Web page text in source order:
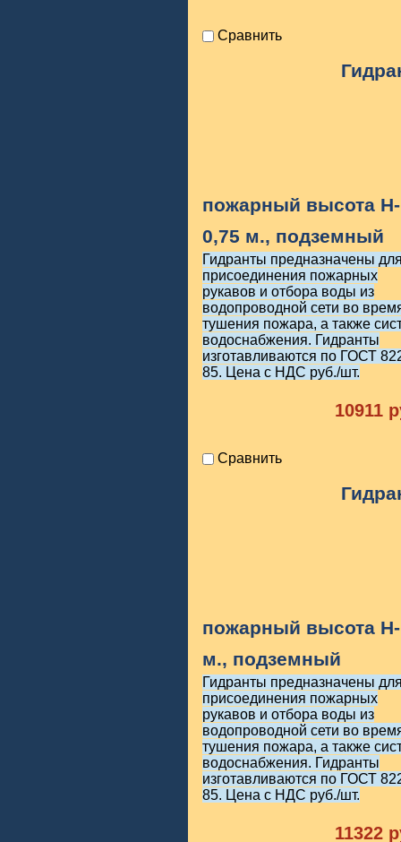
Сравнить
пожарный высота H-
0,75 м., подземный
Гидранты предназначены
присоединения пожарных
рукавов и отбора воды из
водопроводной сети во
тушения пожара, а также
водоснабжения. Гидранты
изготавливаются по ГОСТ
85. Цена с НДС руб./шт.
10911
Сравнить
пожарный высота
м., подземный
Гидранты предназначены
присоединения пожарных
рукавов и отбора воды из
водопроводной сети во
тушения пожара, а также
водоснабжения. Гидранты
изготавливаются по ГОСТ
85. Цена с НДС руб./шт.
11322